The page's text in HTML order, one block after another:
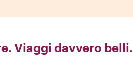
Viaggi davvero belli.